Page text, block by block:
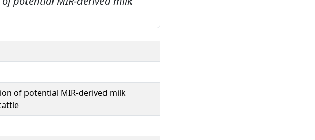
of potential MIR-derived milk